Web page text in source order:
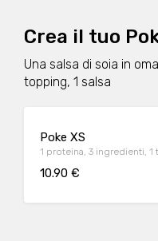
Crea il tuo
Una salsa di soia in
topping, 1 salsa
Poke XS
1 proteina, 3 ingredienti, 1
10.90 €